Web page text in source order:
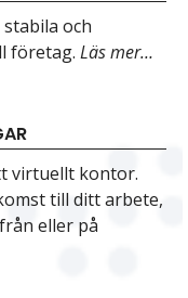
och
företag. Läs mer…
virtuellt kontor.
till ditt arbete,
eller på